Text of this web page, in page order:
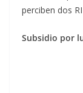
perciben dos
Subsidio por